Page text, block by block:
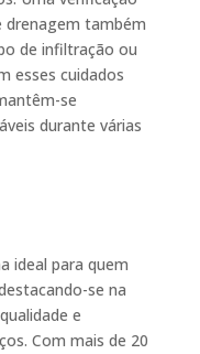
drenagem também
de infiltração ou
esses cuidados
se
durante várias
ideal para quem
se na
e
Com mais de 20